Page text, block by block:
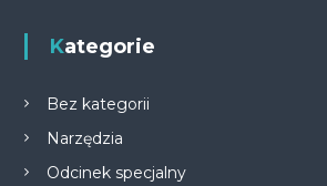
Kategorie
Bez kategorii
Narzędzia
Odcinek specjalny